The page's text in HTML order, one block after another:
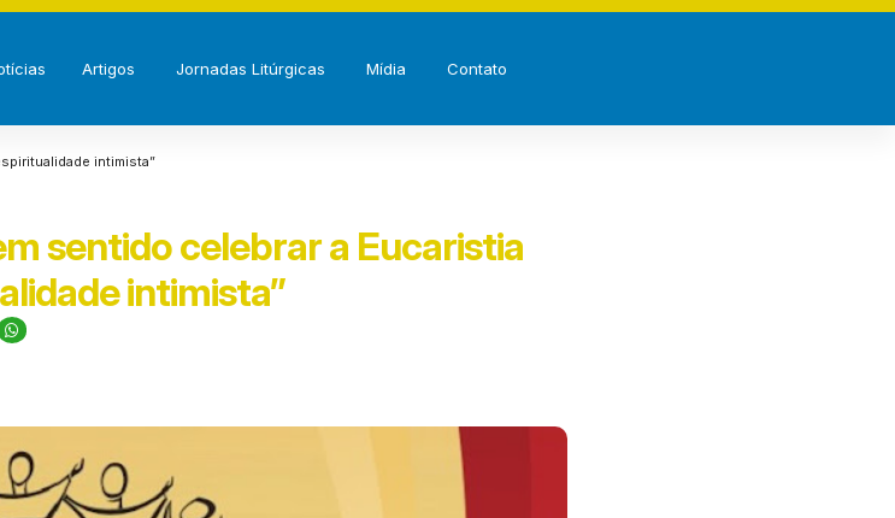
Artigos Jornadas Litúrgicas Mídia Contato
intimista”
sentido celebrar a Eucaristia
intimista”